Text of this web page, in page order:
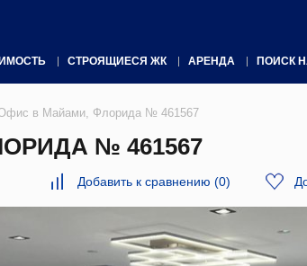
СТРОЯЩИЕСЯ ЖК АРЕНДА ПОИСК
в Майами, Флорида № 461567
№ 461567
Добавить к сравнению (0)